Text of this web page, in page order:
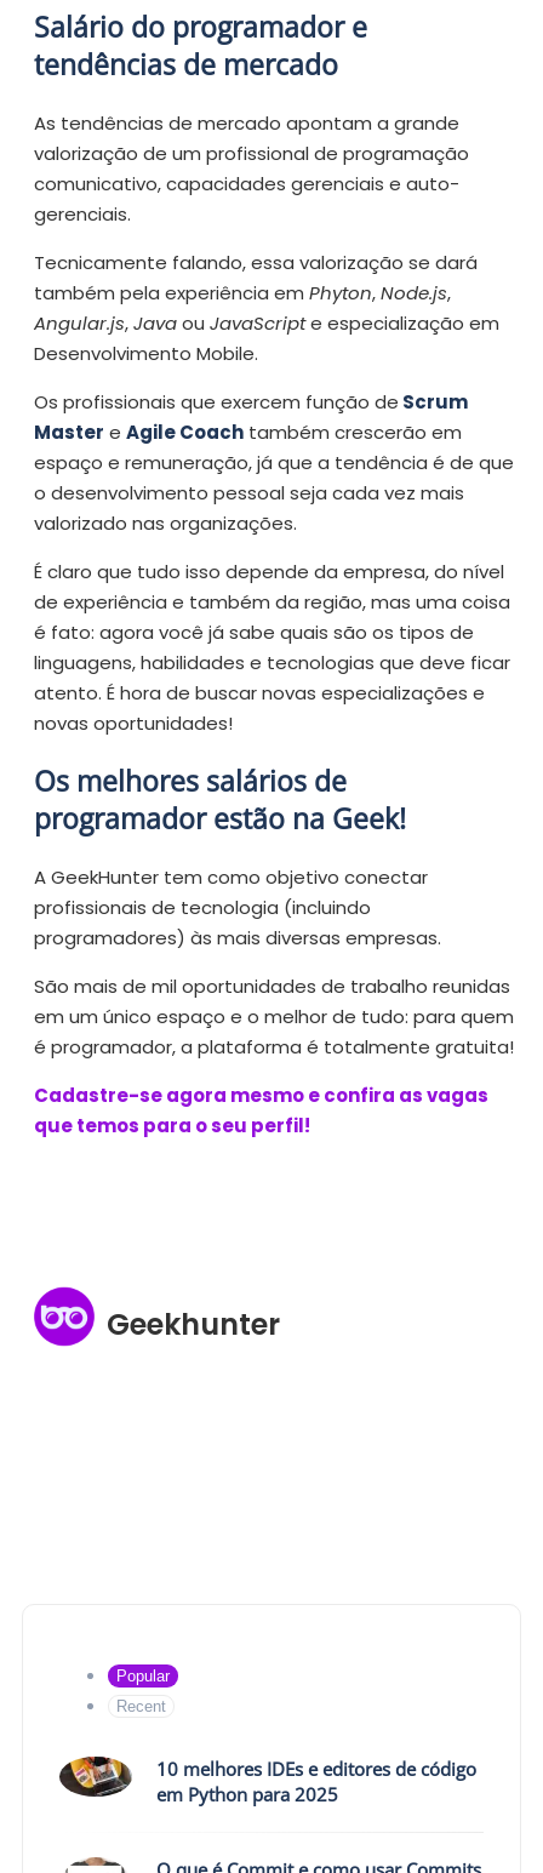
Salário do programador e
tendências de mercado
As tendências de mercado apontam a grande
valorização de um profissional de programação
comunicativo, capacidades gerenciais e auto-
gerenciais.
Tecnicamente falando, essa valorização se dará
também pela experiência em Phyton,Node.js,
Angular.js,Javaou JavaScripte especialização em
Desenvolvimento Mobile.
Os profissionais que exercem função de Scrum
Master e Agile Coach também crescerão em
espaço e remuneração, já que a tendência é de que
o desenvolvimento pessoal seja cada vez mais
valorizado nas organizações.
É claro que tudo isso depende da empresa, do nível
de experiência e também da região, mas uma coisa
é fato: agora você já sabe quais são os tipos de
linguagens, habilidades e tecnologias que deve ficar
atento. É hora de buscar novas especializações e
novas oportunidades!
Os melhores salários de
programador estão na Geek!
A GeekHunter tem como objetivo conectar
profissionais de tecnologia (incluindo
programadores) às mais diversas empresas.
São mais de mil oportunidades de trabalho reunidas
em um único espaço e o melhor de tudo: para quem
é programador, a plataforma é totalmente gratuita!
Cadastre-se agora mesmo e confira as vagas
que temos para o seu perfil!
Geekhunter
Popular
Recent
10 melhores IDEs e editores de código
em Python para 2025